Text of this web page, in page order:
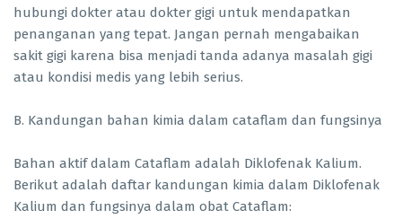
hubungi dokter atau dokter gigi untuk mendapatkan
penanganan yang tepat. Jangan pernah mengabaikan
sakit gigi karena bisa menjadi tanda adanya masalah gigi
atau kondisi medis yang lebih serius.
B. Kandungan bahan kimia dalam cataflam dan fungsinya
Bahan aktif dalam Cataflam adalah Diklofenak Kalium.
Berikut adalah daftar kandungan kimia dalam Diklofenak
Kalium dan fungsinya dalam obat Cataflam: